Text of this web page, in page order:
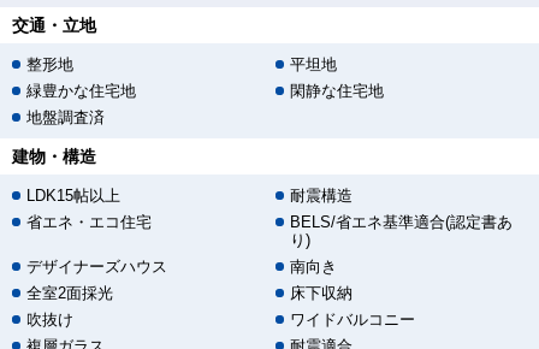
交通・立地
整形地
平坦地
緑豊かな住宅地
閑静な住宅地
地盤調査済
建物・構造
LDK15帖以上
耐震構造
省エネ・エコ住宅
BELS/省エネ基準適合(認定書あ
り)
デザイナーズハウス
南向き
全室2面採光
床下収納
吹抜け
ワイドバルコニー